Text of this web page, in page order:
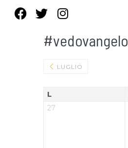
#vedovangelo
LUGLIO
L
27